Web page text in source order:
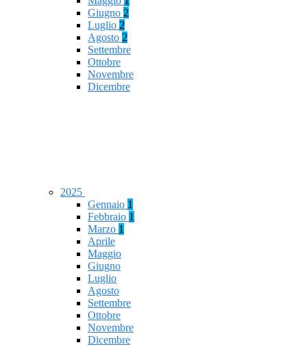
Giugno 2
Luglio 2
Agosto 2
Settembre
Ottobre
Novembre
Dicembre
2025
Gennaio 1
Febbraio 1
Marzo 1
Aprile
Maggio
Giugno
Luglio
Agosto
Settembre
Ottobre
Novembre
Dicembre